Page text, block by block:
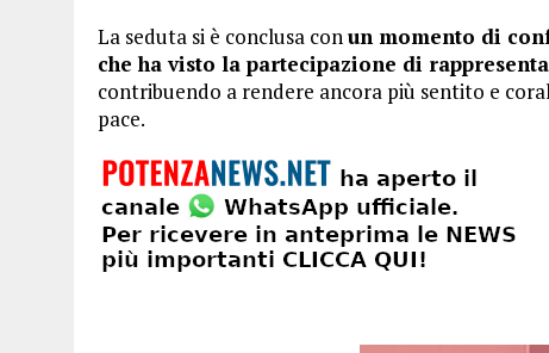
La seduta si è conclusa conun momento di
che ha visto la partecipazione di
contribuendo a rendere ancora più sentito e
pace.